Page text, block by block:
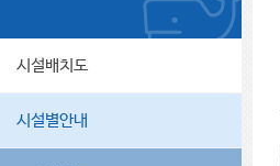
시설배치도
시설별안내